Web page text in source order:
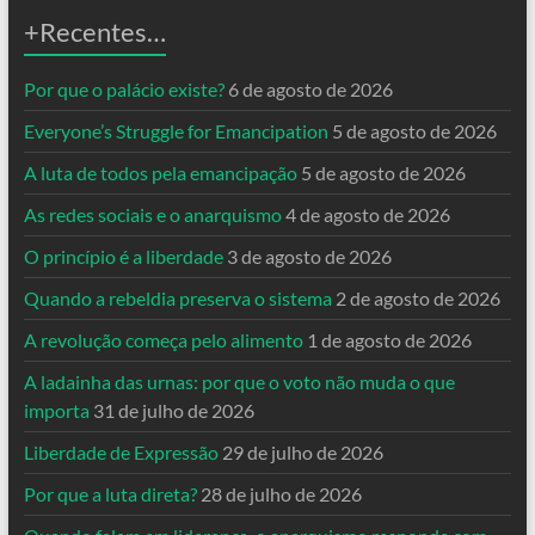
+Recentes…
Por que o palácio existe? 6 de agosto de 2026
Everyone’s Struggle for Emancipation 5 de agosto de 2026
A luta de todos pela emancipação 5 de agosto de 2026
As redes sociais e o anarquismo4 de agosto de 2026
O princípio é a liberdade 3 de agosto de 2026
Quando a rebeldia preserva o sistema 2 de agosto de 2026
A revolução começa pelo alimento 1 de agosto de 2026
A ladainha das urnas: por que o voto não muda o que
importa 31 de julho de 2026
Liberdade de Expressão 29 de julho de 2026
Por que a luta direta? 28 de julho de 2026